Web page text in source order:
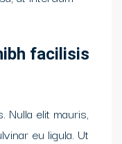
facilisis
Nulla elit mauris,
eu ligula. Ut